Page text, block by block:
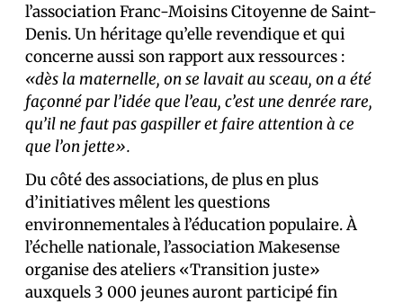
l’association Franc-Moisins Citoyenne de Saint-
Denis. Un héritage qu’elle revendique et qui
concerne aussi son rapport aux ressources :
«dès la maternelle, on se lavait au sceau, on a été
façonné par l’idée que l’eau, c’est une denrée rare,
qu’il ne faut pas gaspiller et faire attention à ce
que l’on jette».
Du côté des associations, de plus en plus
d’initiatives mêlent les questions
environnementales à l’éducation populaire. À
l’échelle nationale, l’association Makesense
organise des ateliers «Transition juste»
auxquels 3 000 jeunes auront participé fin